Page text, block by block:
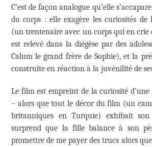
C’est de façon analogue qu’elle
du corps : elle exagère les curiosités de
(un trentenaire avec un corps qui en crie
est relevé dans la diégèse par des
Calum le grand frère de Sophie), et la
construite en réaction à la juvénilité de
Le film est empreint de la curiosité
– alors que tout le décor du film (un
britanniques en Turquie) exhibait
surprend que la fille balance à son
promettre de me payer des trucs alors que